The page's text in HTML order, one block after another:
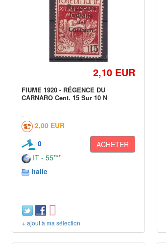
2,10 EUR
FIUME 1920 - RÉGENCE DU
CARNARO Cent. 15 Sur 10 N
2,00 EUR
0
ACHETER
IT - 55***
Italie
+ ajout à ma sélection